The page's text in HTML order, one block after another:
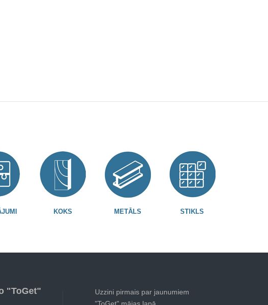
KOKS METĀLS STIKLS
"ToGet"
Uzzini pirmais par jaunumiem